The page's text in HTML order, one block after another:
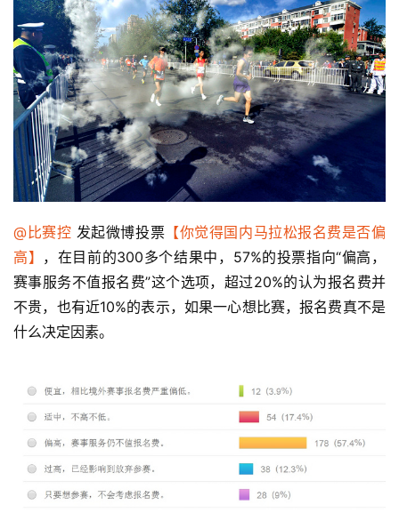
@比赛控 发起微博投票 【你觉得国内马拉松报名费是否偏
高】 ，在目前的300多个结果中，57%的投票指向“偏高，
赛事服务不值报名费”这个选项，超过20%的认为报名费并
不贵，也有近10%的表示，如果一心想比赛，报名费真不是
什么决定因素。